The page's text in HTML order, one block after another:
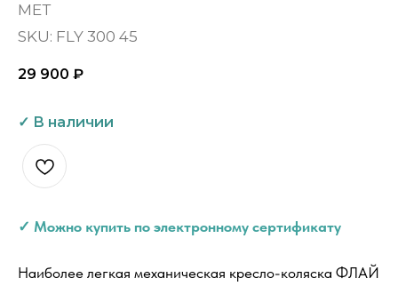
МЕТ
SKU: FLY 300 45
29 900 ₽
✓ Можно купить по электронному сертификату
Наиболее легкая механическая кресло-коляска ФЛАЙ